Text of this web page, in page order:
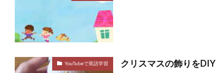
YouTubeで英語学習 クリスマスの飾りを